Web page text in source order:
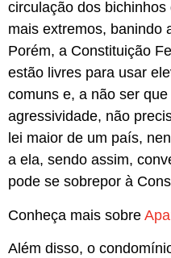
circulação dos
mais extremos, banindo
Porém, a Constituição
estão livres para usar
comuns e, a não ser
agressividade, não
lei maior de um país,
a ela, sendo assim,
pode se sobrepor à
Conheça mais sobre
Além disso, o